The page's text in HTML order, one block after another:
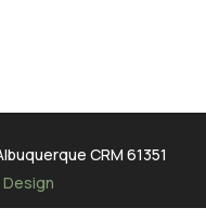
CRM 61351
Design